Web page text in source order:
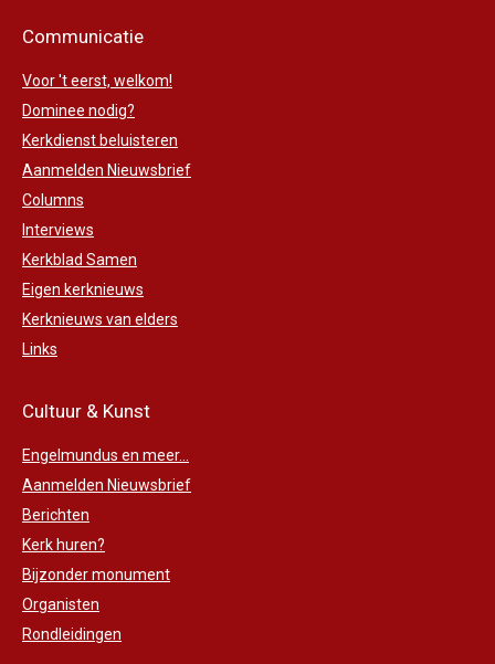
Communicatie
Voor 't eerst, welkom!
Dominee nodig?
Kerkdienst beluisteren
Aanmelden Nieuwsbrief
Columns
Interviews
Kerkblad Samen
Eigen kerknieuws
Kerknieuws van elders
Links
Cultuur & Kunst
Engelmundus en meer...
Aanmelden Nieuwsbrief
Berichten
Kerk huren?
Bijzonder monument
Organisten
Rondleidingen